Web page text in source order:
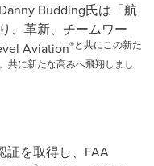
Budding氏は「航
、革新、チームワー
Aviation®と共にこの新た
共に新たな高みへ飛翔しまし
証を取得し、FAA